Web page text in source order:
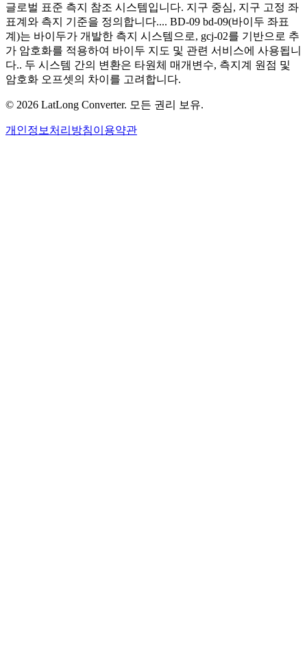
글로벌 표준 측지 참조 시스템입니다. 지구 중심, 지구 고정 좌
표계와 측지 기준을 정의합니다.... BD-09 bd-09(바이두 좌표
계)는 바이두가 개발한 측지 시스템으로, gcj-02를 기반으로 추
가 암호화를 적용하여 바이두 지도 및 관련 서비스에 사용됩니
다.. 두 시스템 간의 변환은 타원체 매개변수, 측지계 원점 및
암호화 오프셋의 차이를 고려합니다.
© 2026 LatLong Converter. 모든 권리 보유.
개인정보처리방침이용약관